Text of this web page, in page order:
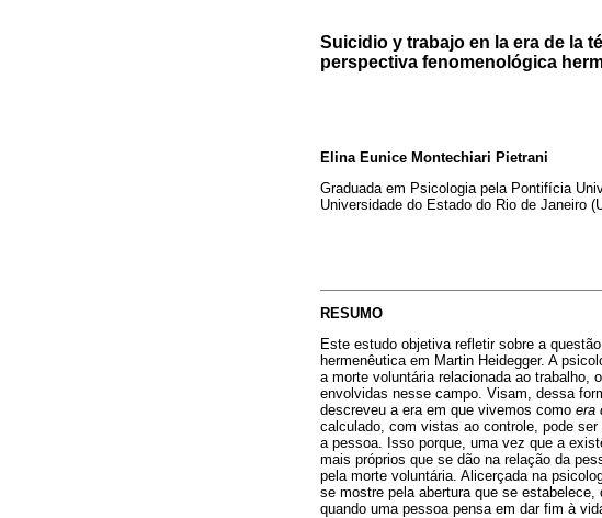
Suicidio y trabajo en la era de la
perspectiva fenomenológica
Elina Eunice Montechiari Pietrani
Graduada em Psicologia pela Pontifícia
Universidade do Estado do Rio de Janeiro
RESUMO
Este estudo objetiva refletir sobre a
hermenêutica em Martin Heidegger. A
a morte voluntária relacionada ao trabalho,
envolvidas nesse campo. Visam, dessa
descreveu a era em que vivemos como era
calculado, com vistas ao controle, pode
a pessoa. Isso porque, uma vez que a
mais próprios que se dão na relação da
pela morte voluntária. Alicerçada na
se mostre pela abertura que se
quando uma pessoa pensa em dar fim à